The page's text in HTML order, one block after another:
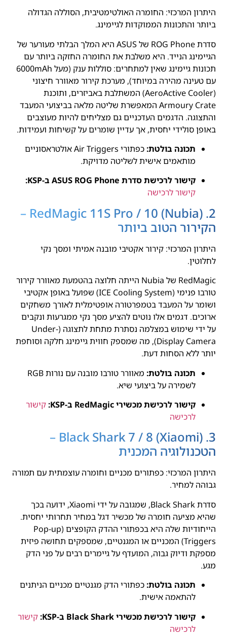
היתרון המרכזי: החומרה האולטימטיבית, הסוללה הגדולה
ביותר והתכונות הממוקדות לגיימינג.
סדרת ROG Phone של ASUS היא המלך הבלתי מעורער של
הגיימינג הנייד. היא משלבת את החומרה החזקה ביותר עם
תכונות גיימינג שאין למתחרים: סוללות ענק (מעל 6000mAh
עם טעינה מהירה במיוחד), מערכת קירור מאוורר חיצוני
(AeroActive Cooler) המשתלבת באביזרים, ותוכנת
Armoury Crate המאפשרת שליטה מלאה בביצועי המעבד
והתצוגה. הדגמים העדכניים גם מצליחים להיות מעוצבים
באופן סולידי יחסית, אך עדיין שומרים על קשיחות ועמידות.
תכונה בולטת:
כפתורי Air Triggers אולטראסוניים
מותאמים אישית לשליטה מדויקת.
קישור לרכישת סדרת ASUS ROG Phone ב-KSP:
קישור לרכישה
2. RedMagic 11S Pro / 10 (Nubia) –
הקירור הטוב ביותר
היתרון המרכזי: קירור אקטיבי מובנה אמיתי ומסך נקי
לחלוטין.
RedMagic של Nubia הייתה חלוצה בהטמעת מאוורר קירור
טורבו פנימי (ICE Cooling System) שפועל באופן אקטיבי
ושומר על המעבד בטמפרטורה אופטימלית לאורך משחקים
ארוכים. דגמים אלו נוטים להציע מסך נקי ממגרעות ונקבים
על ידי שימוש במצלמה נסתרת מתחת לתצוגה (Under-
Display Camera), מה שמספק חווית גיימינג חלקה וסוחפת
יותר ללא הסחות דעת.
תכונה בולטת:
מאוורר טורבו מובנה עם נורות RGB
לשמירה על ביצועי שיא.
קישור לרכישת מכשירי RedMagic ב-KSP:
קישור
לרכישה
3. Black Shark 7 / 8 (Xiaomi) –
הטכנולוגיה המכנית
היתרון המרכזי: כפתורים מכניים וחומרה עוצמתית עם תמורה
גבוהה למחיר.
סדרת Black Shark, שמגובה על ידי Xiaomi, ידועה בכך
שהיא מציעה חומרה של מכשיר דגל במחיר תחרותי יחסית.
הייחודיות שלה היא בכפתורי ההדק הקופצים (Pop-up
Triggers) המכניים או המגנטיים, שמספקים תחושה פיזית
מספקת ודיוק גבוה, המועדף על גיימרים רבים על פני הדק
מגע.
תכונה בולטת:כפתורי הדק מגנטיים מכניים הניתנים
להתאמה אישית.
קישור לרכישת מכשירי Black Shark ב-KSP:
קישור
לרכישה